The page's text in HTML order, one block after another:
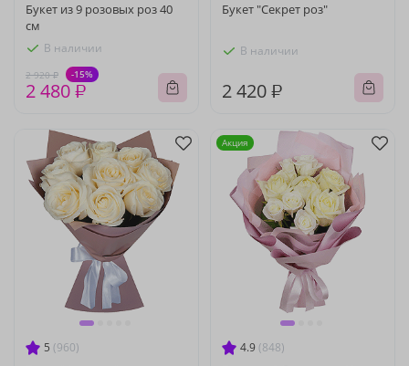
Букет из 9 розовых роз 40
см
В наличии
2 920 ₽ -15%
2 480 ₽
Букет "Секрет роз"
В наличии
2 420 ₽
5 (960) 4.9 (848)
Акция